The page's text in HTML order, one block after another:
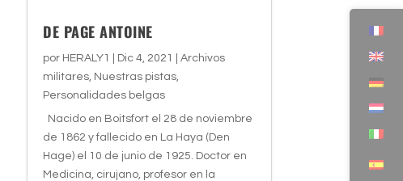
DE PAGE ANTOINE
por HERALY1 Dic 4, 2021 |Archivos
militares Nuestras pistas
Personalidades belgas
Nacido en Boitsfort el 28 de noviembre
de 1862 y fallecido en La Haya (Den
Hage) el 10 de junio de 1925. Doctor en
Medicina, cirujano, profesor en la